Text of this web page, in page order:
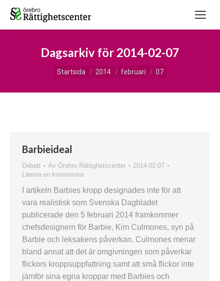
Dagsarkiv för 2014-02-07
Du är här:
Startsida 2014 februari 07
Barbieideal
Debatt Av Örebro Rättighetscenter
2014-02-07
Lämna en kommentar
I artikeln Barbies kropp designades inte för att
vara realistisk som Svenska Dagbladet
publicerade den 5 februari 2014 framkommer
chefsdesignern för Barbie, Kim Culmones, syn på
Barbie och leksakens påverkan. Culmones menar
bland annat att det är omgivningen som påverkar
flickors kroppsuppfattning samt att små flickor inte
jämför sina egna kroppar med Barbies och